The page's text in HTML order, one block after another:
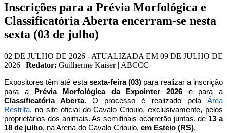
Inscrições para a Prévia Morfológica e
Classificatória Aberta encerram-se nesta
sexta (03 de julho)
02 DE JULHO DE 2026 - ATUALIZADA EM 09 DE JULHO DE
2026 | Redator: Guilherme Kaiser | ABCCC
Expositores têm até estasexta-feira (03) para realizar a inscrição
para a
Prévia Morfológica da Expointer 2026 e para a
Classificatória Aberta. O processo é realizado pela Área
Restrita, no site oficial do Cavalo Crioulo, exclusivamente, pelos
proprietários dos animais. As semifinais ocorrerão juntas, de 13 a
18 de julho, na Arena do Cavalo Crioulo, em Esteio (RS).